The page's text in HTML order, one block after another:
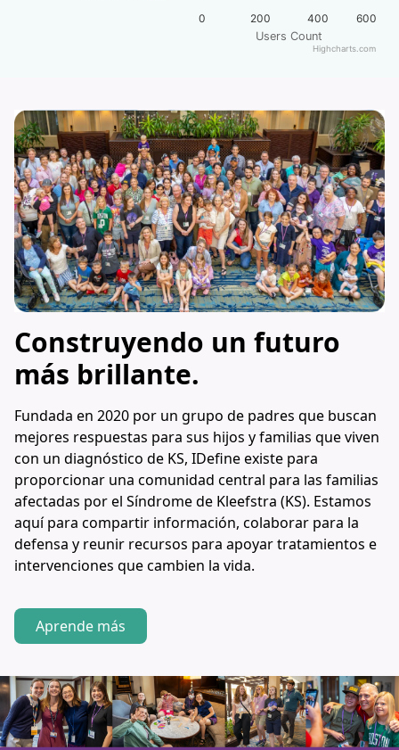
Users Count
0 200 400 600
Highcharts.com
Construyendo un futuro
más brillante.
Fundada en 2020 por un grupo de padres que buscan
mejores respuestas para sus hijos y familias que viven
con un diagnóstico de KS, IDefine existe para
proporcionar una comunidad central para las familias
afectadas por el Síndrome de Kleefstra (KS). Estamos
aquí para compartir información, colaborar para la
defensa y reunir recursos para apoyar tratamientos e
intervenciones que cambien la vida.
Aprende más